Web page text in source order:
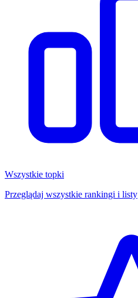
Wszystkie topki
Przeglądaj wszystkie rankingi i listy